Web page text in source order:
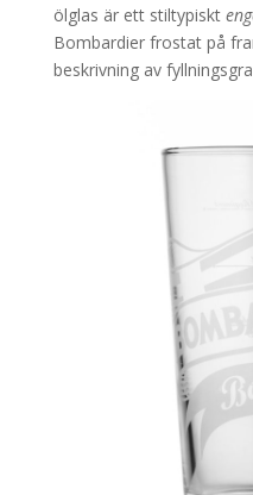
ölglas är ett stiltypiskt
Bombardier frostat på
beskrivning av